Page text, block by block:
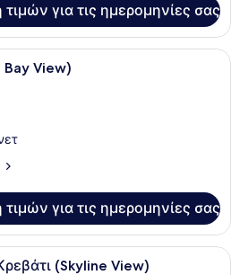
για τις ημερομηνίες σας
Ένα σύγχρονο δωμάτιο
Bay View)
για τις ημερομηνίες σας
Ένα σύγχρονο δωμάτιο
(Skyline View)